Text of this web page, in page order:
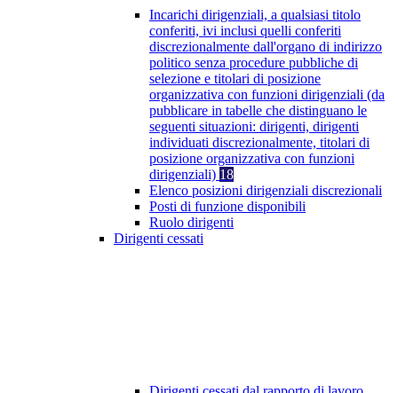
Incarichi dirigenziali, a qualsiasi titolo
conferiti, ivi inclusi quelli conferiti
discrezionalmente dall'organo di indirizzo
politico senza procedure pubbliche di
selezione e titolari di posizione
organizzativa con funzioni dirigenziali (da
pubblicare in tabelle che distinguano le
seguenti situazioni: dirigenti, dirigenti
individuati discrezionalmente, titolari di
posizione organizzativa con funzioni
dirigenziali) 18
Elenco posizioni dirigenziali discrezionali
Posti di funzione disponibili
Ruolo dirigenti
Dirigenti cessati